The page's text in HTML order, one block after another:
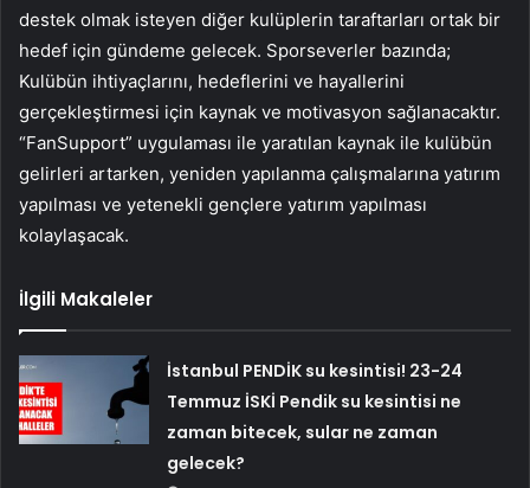
destek olmak isteyen diğer kulüplerin taraftarları ortak bir
hedef için gündeme gelecek. Sporseverler bazında;
Kulübün ihtiyaçlarını, hedeflerini ve hayallerini
gerçekleştirmesi için kaynak ve motivasyon sağlanacaktır.
“FanSupport” uygulaması ile yaratılan kaynak ile kulübün
gelirleri artarken, yeniden yapılanma çalışmalarına yatırım
yapılması ve yetenekli gençlere yatırım yapılması
kolaylaşacak.
İlgili Makaleler
İstanbul PENDİK su kesintisi! 23-24
Temmuz İSKİ Pendik su kesintisi ne
zaman bitecek, sular ne zaman
gelecek?